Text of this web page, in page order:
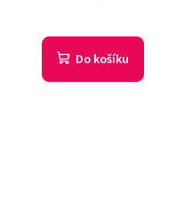
Do košíku